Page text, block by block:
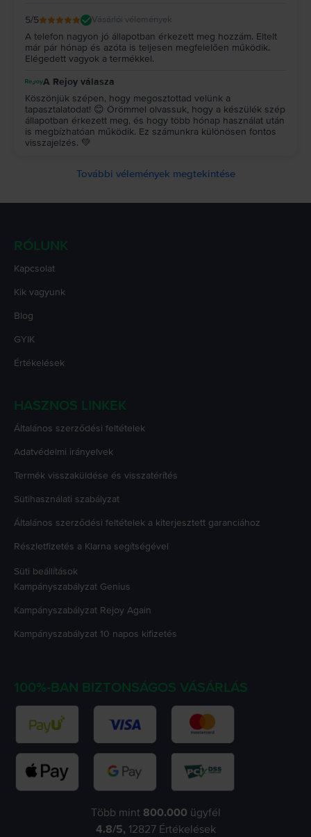
5/5 Vásárlói vélemények
A telefon nagyon jó állapotban érkezett meg hozzám. Eltelt
már pár hónap és azóta is teljesen megfelelően működik.
Elégedett vagyok a termékkel.
A Rejoy válasza
Köszönjük szépen, hogy megosztottad velünk a
tapasztalatodat! 😊 Örömmel olvassuk, hogy a készülék szép
állapotban érkezett meg, és hogy több hónap használat után
is megbízhatóan működik. Ez számunkra különösen fontos
visszajelzés. 💚
További vélemények megtekintése
RÓLUNK
Kapcsolat
Kik vagyunk
Blog
GYIK
Értékelések
HASZNOS LINKEK
Általános szerződési feltételek
Adatvédelmi irányelvek
Termék visszaküldése és visszatérítés
Sütihasználati szabályzat
Általános szerződési feltételek a kiterjesztett garanciához
Részletfizetés a Klarna segítségével
Süti beállítások
Kampányszabályzat Genius
Kampányszabályzat Rejoy Again
Kampányszabályzat 10 napos kifizetés
100%-BAN BIZTONSÁGOS VÁSÁRLÁS
Több mint 800.000 ügyfél
4.8/5, 12827 Értékelések